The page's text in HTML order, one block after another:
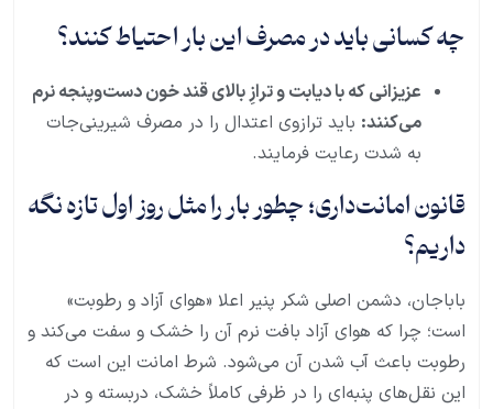
چه کسانی باید در مصرف این بار احتیاط کنند؟
عزیزانی که با دیابت و ترازِ بالای قند خون دست‌وپنجه نرم
می‌کنند: باید ترازوی اعتدال را در مصرف شیرینی‌جات
به شدت رعایت فرمایند.
قانون امانت‌داری؛ چطور بار را مثل روز اول تازه نگه
داریم؟
باباجان، دشمن اصلی شکر پنیر اعلا «هوای آزاد و رطوبت»
است؛ چرا که هوای آزاد بافت نرم آن را خشک و سفت می‌کند و
رطوبت باعث آب شدن آن می‌شود. شرط امانت این است که
این نقل‌های پنبه‌ای را در ظرفی کاملاً خشک، دربسته و در